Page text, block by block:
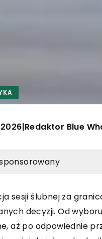
|Redaktor Blue
sesji ślubnej za
decyzji. Od
aż po odpowiednie